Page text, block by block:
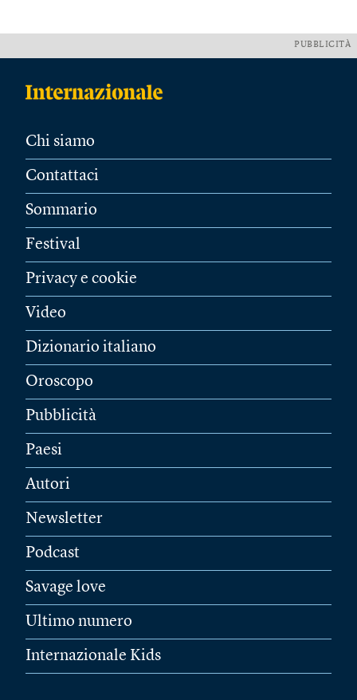
PUBBLICITÀ
Chi siamo
Contattaci
Sommario
Festival
Privacy e cookie
Video
Dizionario italiano
Oroscopo
Pubblicità
Paesi
Autori
Newsletter
Podcast
Savage love
Ultimo numero
Internazionale Kids